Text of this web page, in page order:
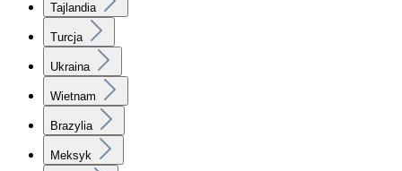
Tajlandia
Turcja
Ukraina
Wietnam
Brazylia
Meksyk